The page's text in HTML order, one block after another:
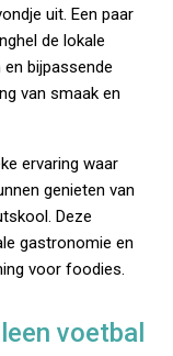
uit. Een paar
de lokale
bijpassende
van smaak en
ervaring waar
genieten van
Deze
gastronomie en
voor foodies.
voetbal